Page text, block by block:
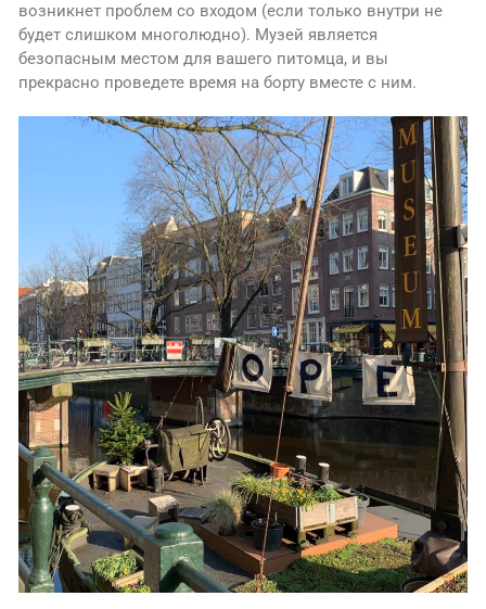
возникнет проблем со входом (если только внутри не
будет слишком многолюдно). Музей является
безопасным местом для вашего питомца, и вы
прекрасно проведете время на борту вместе с ним.